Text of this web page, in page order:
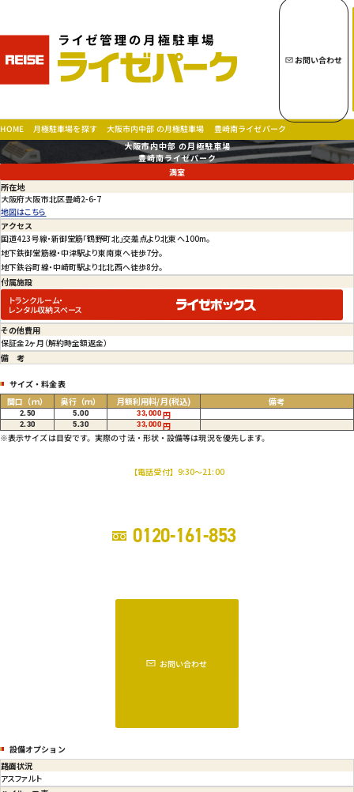
トップページへ
月極駐車場を探す
お問い合わせ
会社概要
特定商取引法に基づく表示
プライバシーポリシー
お問い合わせ
HOME 月極駐車場を探す 大阪市内中部 の月極駐車場 豊崎南ライゼパーク
大阪市内中部 の月極駐車場
豊崎南ライゼパーク
満室
所在地
大阪府大阪市北区豊崎2-6-7
地図はこちら
アクセス
国道423号線・新御堂筋「鶴野町北」交差点より北東へ100m。
地下鉄御堂筋線・中津駅より東南東へ徒歩7分。
地下鉄谷町線・中崎町駅より北北西へ徒歩8分。
付属施設
トランクルーム・
レンタル収納スペース
その他費用
保証金2ヶ月（解約時全額返金）
備考
サイズ・料金表
間口 （ｍ） 奥行（ｍ） 月額利用料/月(税込) 備考
2.50 5.00 33,000円
2.30 5.30 33,000円
※表示サイズは目安です。実際の寸法・形状・設備等は現況を優先します。
【電話受付】9:30～21:00
0120-161-853
お問い合わせ
設備オプション
路面状況
アスファルト